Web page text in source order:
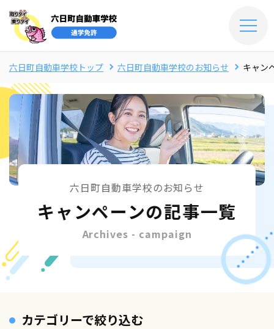
六日町自動車学校のお知らせ
キャンペーンの記事一覧
Archives - campaign
六日町自動車学校トップ 六日町自動車学校のお知らせ キャン
カテゴリーで絞り込む